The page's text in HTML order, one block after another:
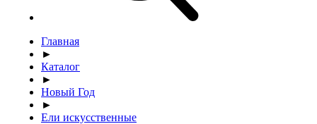
Главная
►
Каталог
►
Новый Год
►
Ели искусственные